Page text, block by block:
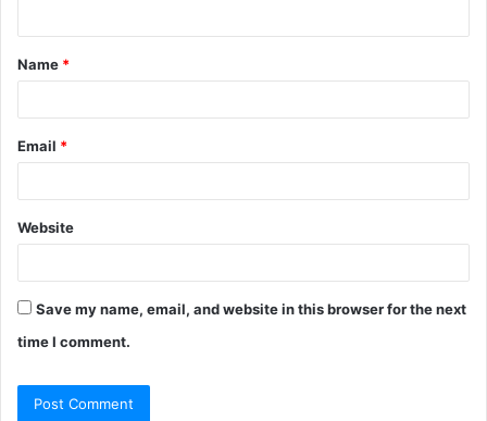
t
*
Name *
Email *
Website
Save my name, email, and website in this browser for the next
time I comment.